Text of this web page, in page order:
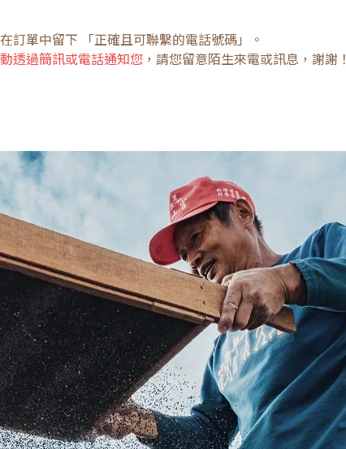
訂單中留下 「正確且可聯繫的電話號碼」。
透過簡訊或電話通知您 ，請您留意陌生來電或訊息，謝謝！